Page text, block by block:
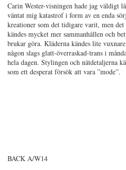
Carin Wester-visningen hade jag väldigt
väntat mig katastrof i form av en enda
kreationer som det tidigare varit, men
kändes mycket mer sammanhållen och
brukar göra. Kläderna kändes lite
någon slags glatt-överraskad-trans i
hela dagen. Stylingen och nätdetaljerna
som ett desperat försök att vara ”mode”.
BACK A/W14